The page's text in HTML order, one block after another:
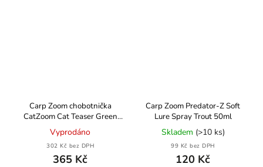
Carp Zoom chobotnička
CatZoom Cat Teaser Green
125g
Vyprodáno
302 Kč bez DPH
365 Kč
Carp Zoom Predator-Z Soft
Lure Spray Trout 50ml
Skladem (>10 ks)
99 Kč bez DPH
120 Kč